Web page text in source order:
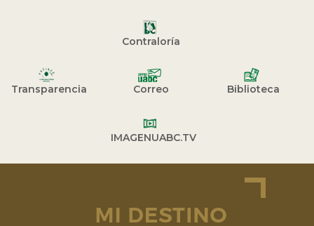
Contraloría
Transparencia Correo Biblioteca
IMAGENUABC.TV